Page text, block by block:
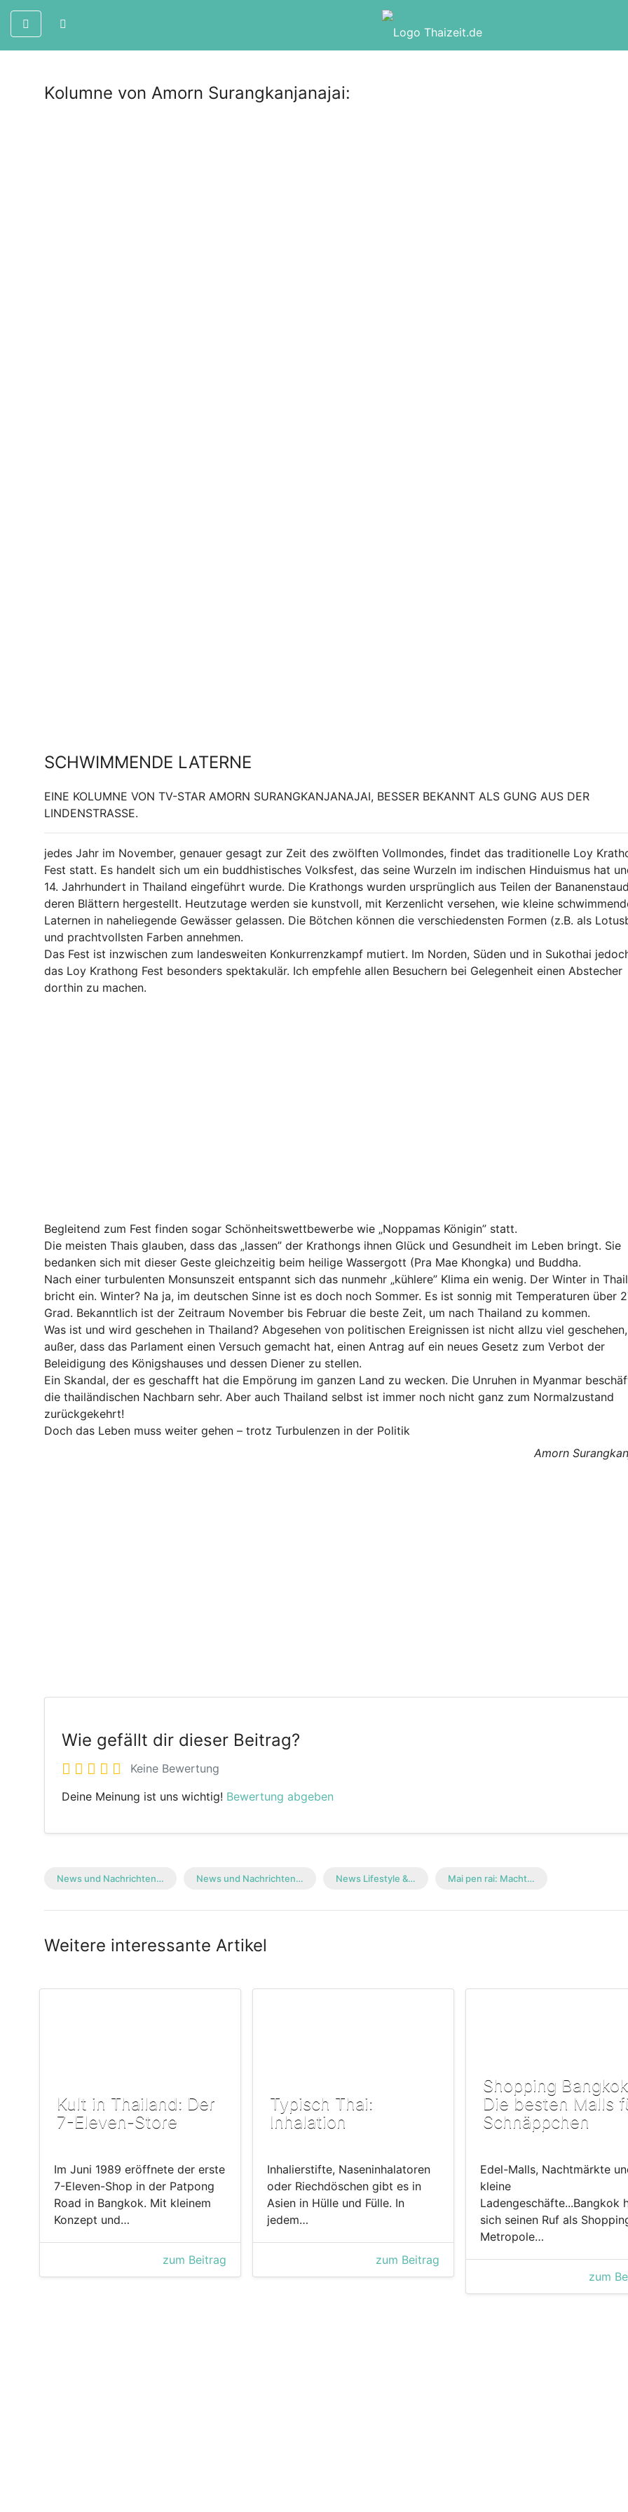
Kolumne von Amorn Surangkanjanajai:
SCHWIMMENDE LATERNE
EINE KOLUMNE VON TV-STAR AMORN SURANGKANJANAJAI, BESSER BEKANNT ALS GUNG AUS DER
LINDENSTRASSE.
jedes Jahr im November, genauer gesagt zur Zeit des zwölften Vollmondes, findet das traditionelle Loy
Fest statt. Es handelt sich um ein buddhistisches Volksfest, das seine Wurzeln im indischen Hinduismus hat
14. Jahrhundert in Thailand eingeführt wurde. Die Krathongs wurden ursprünglich aus Teilen der
deren Blättern hergestellt. Heutzutage werden sie kunstvoll, mit Kerzenlicht versehen, wie kleine
Laternen in naheliegende Gewässer gelassen. Die Bötchen können die verschiedensten Formen (z.B. als
und prachtvollsten Farben annehmen.
Das Fest ist inzwischen zum landesweiten Konkurrenzkampf mutiert. Im Norden, Süden und in Sukothai
das Loy Krathong Fest besonders spektakulär. Ich empfehle allen Besuchern bei Gelegenheit einen Abstecher
dorthin zu machen.
Begleitend zum Fest finden sogar Schönheitswettbewerbe wie „Noppamas Königin” statt.
Die meisten Thais glauben, dass das „lassen” der Krathongs ihnen Glück und Gesundheit im Leben bringt. Sie
bedanken sich mit dieser Geste gleichzeitig beim heilige Wassergott (Pra Mae Khongka) und Buddha.
Nach einer turbulenten Monsunszeit entspannt sich das nunmehr „kühlere” Klima ein wenig. Der Winter in
bricht ein. Winter? Na ja, im deutschen Sinne ist es doch noch Sommer. Es ist sonnig mit Temperaturen über
Grad. Bekanntlich ist der Zeitraum November bis Februar die beste Zeit, um nach Thailand zu kommen.
Was ist und wird geschehen in Thailand? Abgesehen von politischen Ereignissen ist nicht allzu viel geschehen,
außer, dass das Parlament einen Versuch gemacht hat, einen Antrag auf ein neues Gesetz zum Verbot der
Beleidigung des Königshauses und dessen Diener zu stellen.
Ein Skandal, der es geschafft hat die Empörung im ganzen Land zu wecken. Die Unruhen in Myanmar
die thailändischen Nachbarn sehr. Aber auch Thailand selbst ist immer noch nicht ganz zum Normalzustand
zurückgekehrt!
Doch das Leben muss weiter gehen – trotz Turbulenzen in der Politik
Amorn
Wie gefällt dir dieser Beitrag?
Keine Bewertung
Deine Meinung ist uns wichtig! Bewertung abgeben
News und Nachrichten… News und Nachrichten… News Lifestyle &… Mai pen rai: Macht…
Weitere interessante Artikel
Kult in Thailand: Der
7-Eleven-Store
Im Juni 1989 eröffnete der erste
7-Eleven-Shop in der Patpong
Road in Bangkok. Mit kleinem
Konzept und…
zum Beitrag
Typisch Thai:
Inhalation
Inhalierstifte, Naseninhalatoren
oder Riechdöschen gibt es in
Asien in Hülle und Fülle. In
jedem…
zum Beitrag
Shopping
Die besten Malls
Schnäppchen
Edel-Malls, Nachtmärkte
kleine
Ladengeschäfte...Bangkok
sich seinen Ruf als
Metropole…
zum